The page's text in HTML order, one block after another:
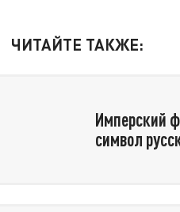
ЧИТАЙТЕ ТАКЖЕ:
Имперский
символ